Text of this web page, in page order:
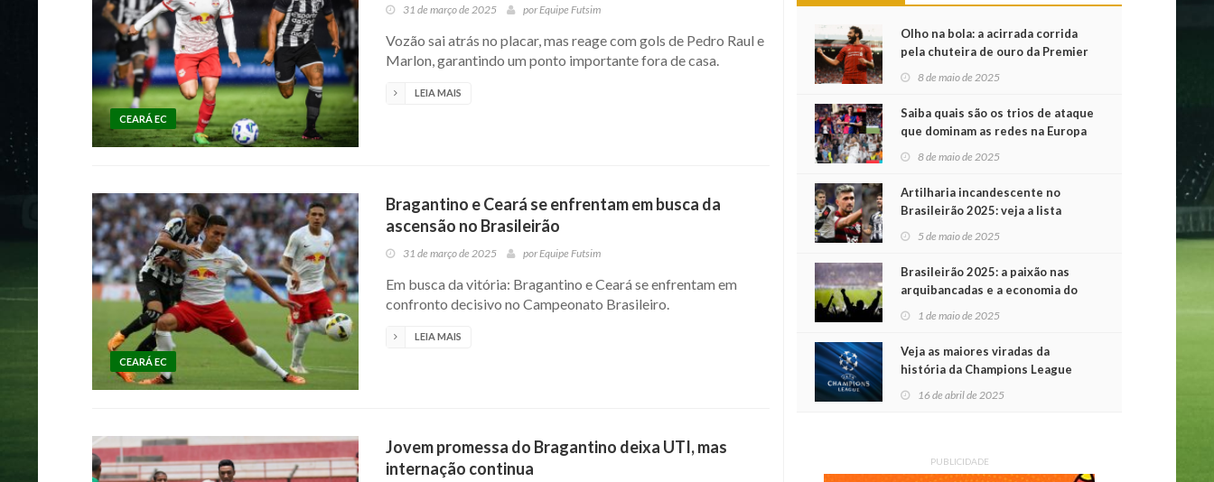
CEARÁ EC
31 de março de 2025 porEquipe Futsim
Vozão sai atrás no placar, mas reage com gols de Pedro Raul e
Marlon, garantindo um ponto importante fora de casa.
LEIA MAIS
CEARÁ EC
Bragantino e Ceará se enfrentam em busca da
ascensão no Brasileirão
31 de março de 2025 por Equipe Futsim
Em busca da vitória: Bragantino e Ceará se enfrentam em
confronto decisivo no Campeonato Brasileiro.
LEIA MAIS
Jovem promessa do Bragantino deixa UTI, mas
internação continua
Olho na bola: a acirrada corrida
pela chuteira de ouro da Premier
League
8 de maio de 2025
Saiba quais são os trios de ataque
que dominam as redes na Europa
8 de maio de 2025
Artilharia incandescente no
Brasileirão 2025: veja a lista
atualizada
5 de maio de 2025
Brasileirão 2025: a paixão nas
arquibancadas e a economia do
futebol na primeira rodada
1 de maio de 2025
Veja as maiores viradas da
história da Champions League
16 de abril de 2025
PUBLICIDADE